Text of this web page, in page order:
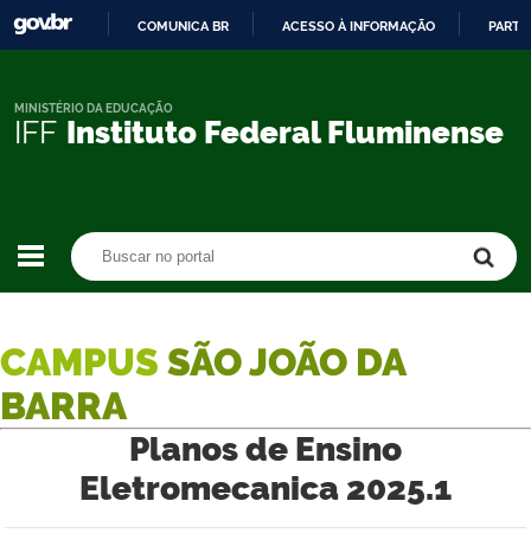
CONTEÚDO
COMUNICA BR ACESSO À INFORMAÇÃO
IFF Instituto Federal Fluminense
MINISTÉRIO DA EDUCAÇÃO
CAMPUS SÃO JOÃO DA
BARRA
Planos de Ensino
Eletromecanica 2025.1